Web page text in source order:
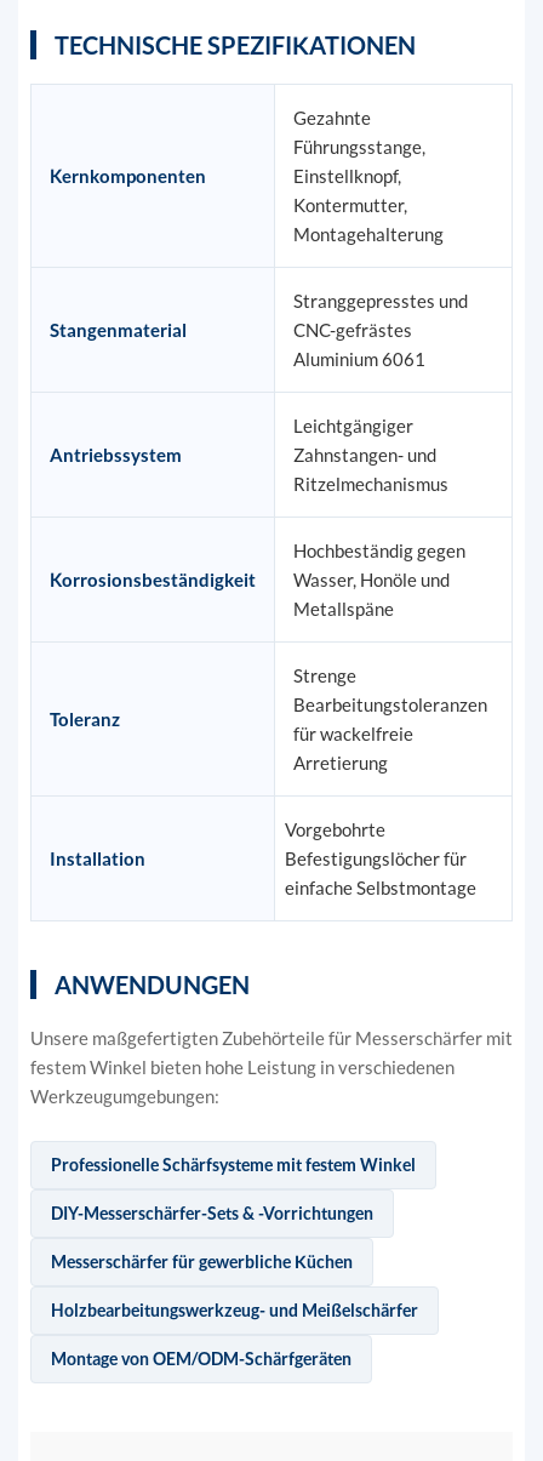
TECHNISCHE SPEZIFIKATIONEN
Kernkomponenten
Gezahnte
Führungsstange,
Einstellknopf,
Kontermutter,
Montagehalterung
Stangenmaterial
Stranggepresstes und
CNC-gefrästes
Aluminium 6061
Antriebssystem
Leichtgängiger
Zahnstangen- und
Ritzelmechanismus
Korrosionsbeständigkeit
Hochbeständig gegen
Wasser, Honöle und
Metallspäne
Toleranz
Strenge
Bearbeitungstoleranzen
für wackelfreie
Arretierung
Installation
Vorgebohrte
Befestigungslöcher für
einfache Selbstmontage
ANWENDUNGEN
Unsere maßgefertigten Zubehörteile für Messerschärfer mit
festem Winkel bieten hohe Leistung in verschiedenen
Werkzeugumgebungen:
Professionelle Schärfsysteme mit festem Winkel
DIY-Messerschärfer-Sets & -Vorrichtungen
Messerschärfer für gewerbliche Küchen
Holzbearbeitungswerkzeug- und Meißelschärfer
Montage von OEM/ODM-Schärfgeräten